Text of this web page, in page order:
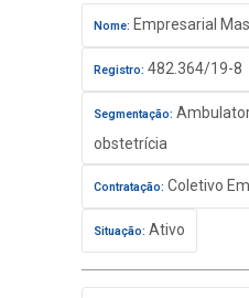
Nome: Empresarial
Registro: 482.364/19-8
Segmentação:
obstetrícia
Contratação: Coletivo
Situação: Ativo